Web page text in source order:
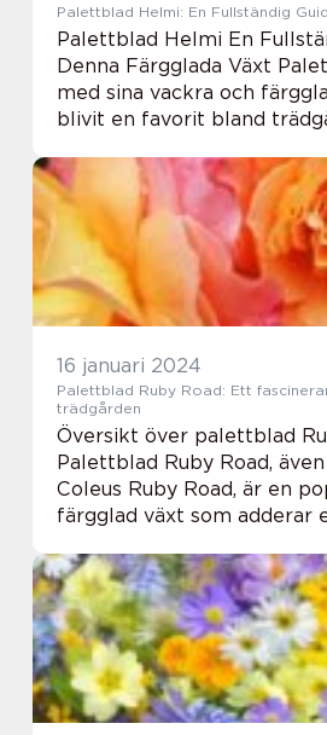
Palettblad Helmi: En Fullständig
Palettblad Helmi En
Denna Färgglada Växt
med sina vackra och
blivit en favorit bland
kommer att ge en grundlig
16 januari 2024
Palettblad Ruby Road: Ett
trädgården
Översikt över palettblad
Palettblad Ruby Road,
Coleus Ruby Road, är en
färgglad växt som adderar
utomhusmiljöer. Med sin
färg och unika bl...